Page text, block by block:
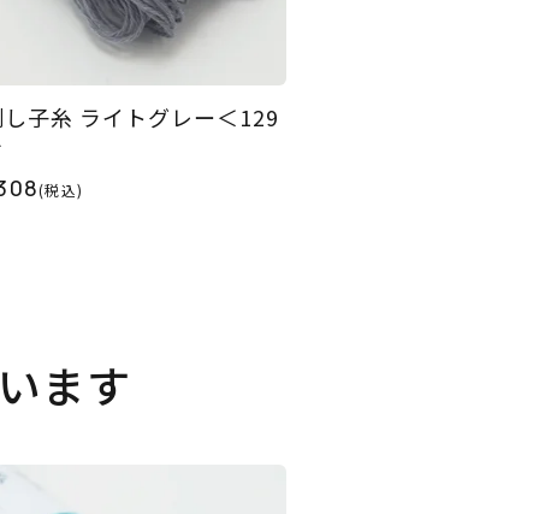
子糸 ライトグレー＜129
(税込)
ます